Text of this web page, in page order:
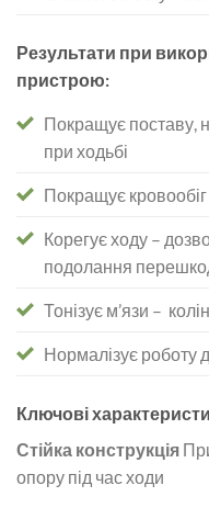
Результати при
пристрою:
Покращує поставу,
при ходьбі
Покращує кровообіг
Корегує ходу –
подолання
Тонізує м’язи –
Нормалізує роботу
Ключові
Стійка конструкція
опору під час ходи